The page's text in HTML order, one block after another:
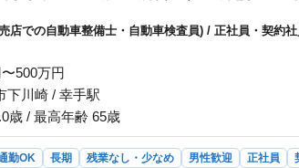
ます。
店での自動車整備士・自動車検査員) / 正社員・契約
〜500万円
下川崎 / 幸手駅
歳 / 最高年齢 65歳
勤OK 長期 残業なし・少なめ 男性歓迎 正社員